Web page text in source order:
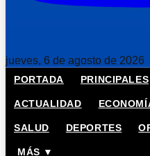
jueves, 6 de agosto de 2026
PORTADA PRINCIPALES
ACTUALIDAD
SALUD DEPORTES
MÁS ▼